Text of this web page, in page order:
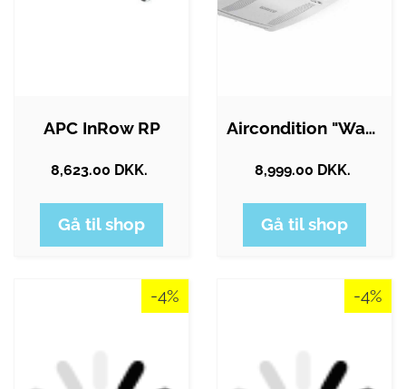
APC InRow RP
8,623.00 DKK.
Gå til shop
Aircondition "Waeco 2200"
8,999.00 DKK.
Gå til shop
-4% -4%